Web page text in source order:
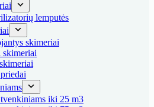
lemputės
skimeriai
skimeriai
iki 25 m3